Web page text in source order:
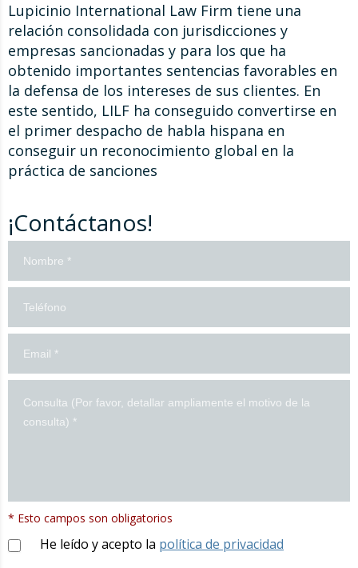
Lupicinio International Law Firm tiene una
relación consolidada con jurisdicciones y
empresas sancionadas y para los que ha
obtenido importantes sentencias favorables en
la defensa de los intereses de sus clientes. En
este sentido, LILF ha conseguido convertirse en
el primer despacho de habla hispana en
conseguir un reconocimiento global en la
práctica de sanciones
¡Contáctanos!
Formulario
en
español
* Esto campos son obligatorios
He leído y acepto la política de privacidad